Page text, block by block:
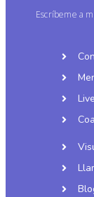
Escríbeme a
Live